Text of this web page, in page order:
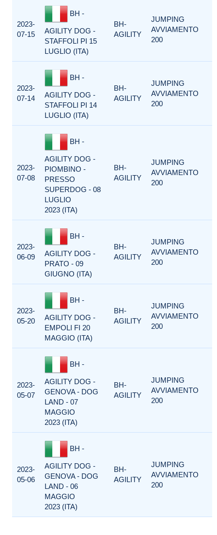
2023-
07-15
BH -
AGILITY DOG -
STAFFOLI PI 15
LUGLIO (ITA)
BH-
AGILITY
JUMPING
AVVIAMENTO
200
2023-
07-14
BH -
AGILITY DOG -
STAFFOLI PI 14
LUGLIO (ITA)
BH-
AGILITY
JUMPING
AVVIAMENTO
200
2023-
07-08
BH -
AGILITY DOG -
PIOMBINO -
PRESSO
SUPERDOG - 08
LUGLIO
2023 (ITA)
BH-
AGILITY
JUMPING
AVVIAMENTO
200
2023-
06-09
BH -
AGILITY DOG -
PRATO - 09
GIUGNO (ITA)
BH-
AGILITY
JUMPING
AVVIAMENTO
200
2023-
05-20
BH -
AGILITY DOG -
EMPOLI FI 20
MAGGIO (ITA)
BH-
AGILITY
JUMPING
AVVIAMENTO
200
2023-
05-07
BH -
AGILITY DOG -
GENOVA - DOG
LAND - 07
MAGGIO
2023 (ITA)
BH-
AGILITY
JUMPING
AVVIAMENTO
200
2023-
05-06
BH -
AGILITY DOG -
GENOVA - DOG
LAND - 06
MAGGIO
2023 (ITA)
BH-
AGILITY
JUMPING
AVVIAMENTO
200